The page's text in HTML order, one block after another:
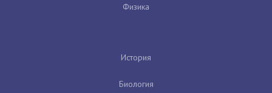
Физика
История
Биология